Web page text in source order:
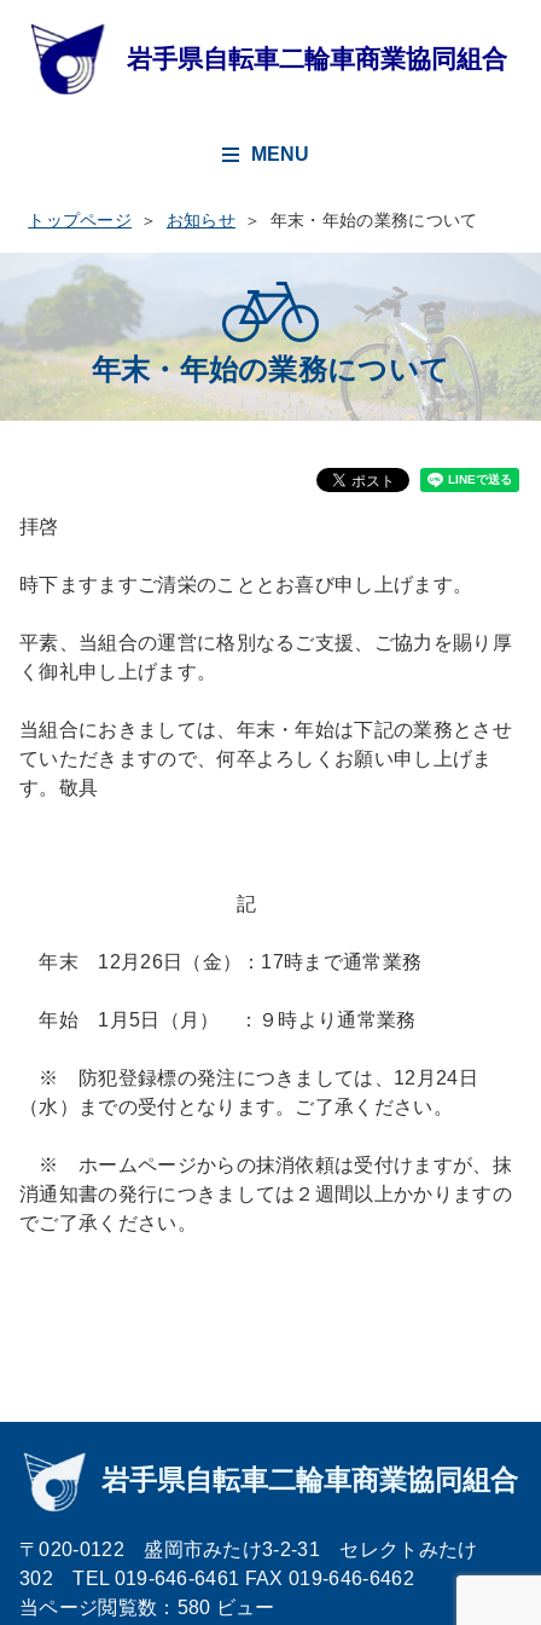
MENU
トップページ お知らせ 年末・年始の業務について
年末・年始の業務について
拝啓
時下ますますご清栄のこととお喜び申し上げます。
平素、当組合の運営に格別なるご支援、ご協力を賜り厚
く御礼申し上げます。
当組合におきましては、年末・年始は下記の業務とさせ
ていただきますので、何卒よろしくお願い申し上げま
す。敬具
記
年末 12月26日（金）：17時まで通常業務
年始 1月5日（月） ：９時より通常業務
※ 防犯登録標の発注につきましては、12月24日
（水）までの受付となります。ご了承ください。
※ ホームページからの抹消依頼は受付けますが、抹
消通知書の発行につきましては２週間以上かかりますの
でご了承ください。
〒020-0122 盛岡市みたけ3-2-31 セレクトみたけ
302 TEL 019-646-6461 FAX 019-646-6462
当ページ閲覧数：580 ビュー